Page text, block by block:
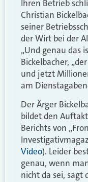
Ihren Betrieb
Christian
seiner
der Wirt bei der
„Und genau das
Bickelbacher,
und jetzt
am
Der Ärger
bildet den
Berichts von
Video). Leider
genau, wenn
nicht da sei, sagt